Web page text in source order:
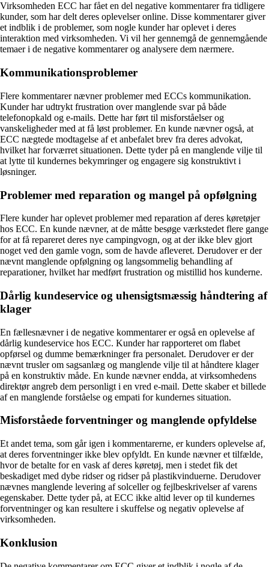
Virksomheden ECC har fået en del negative kommentarer fra tidligere
kunder, som har delt deres oplevelser online. Disse kommentarer giver
et indblik i de problemer, som nogle kunder har oplevet i deres
interaktion med virksomheden. Vi vil her gennemgå de gennemgående
temaer i de negative kommentarer og analysere dem nærmere.
Kommunikationsproblemer
Flere kommentarer nævner problemer med ECCs kommunikation.
Kunder har udtrykt frustration over manglende svar på både
telefonopkald og e-mails. Dette har ført til misforståelser og
vanskeligheder med at få løst problemer. En kunde nævner også, at
ECC nægtede modtagelse af et anbefalet brev fra deres advokat,
hvilket har forværret situationen. Dette tyder på en manglende vilje til
at lytte til kundernes bekymringer og engagere sig konstruktivt i
løsninger.
Problemer med reparation og mangel på opfølgning
Flere kunder har oplevet problemer med reparation af deres køretøjer
hos ECC. En kunde nævner, at de måtte besøge værkstedet flere gange
for at få repareret deres nye campingvogn, og at der ikke blev gjort
noget ved den gamle vogn, som de havde afleveret. Derudover er der
nævnt manglende opfølgning og langsommelig behandling af
reparationer, hvilket har medført frustration og mistillid hos kunderne.
Dårlig kundeservice og uhensigtsmæssig håndtering af
klager
En fællesnævner i de negative kommentarer er også en oplevelse af
dårlig kundeservice hos ECC. Kunder har rapporteret om flabet
opførsel og dumme bemærkninger fra personalet. Derudover er der
nævnt trusler om sagsanlæg og manglende vilje til at håndtere klager
på en konstruktiv måde. En kunde nævner endda, at virksomhedens
direktør angreb dem personligt i en vred e-mail. Dette skaber et billede
af en manglende forståelse og empati for kundernes situation.
Misforståede forventninger og manglende opfyldelse
Et andet tema, som går igen i kommentarerne, er kunders oplevelse af,
at deres forventninger ikke blev opfyldt. En kunde nævner et tilfælde,
hvor de betalte for en vask af deres køretøj, men i stedet fik det
beskadiget med dybe ridser og ridser på plastikvinduerne. Derudover
nævnes manglende levering af solceller og fejlbeskrivelser af varens
egenskaber. Dette tyder på, at ECC ikke altid lever op til kundernes
forventninger og kan resultere i skuffelse og negativ oplevelse af
virksomheden.
Konklusion